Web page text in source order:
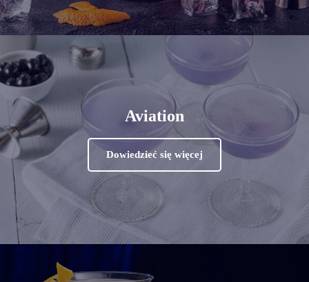
Aviation
Dowiedzieć się więcej